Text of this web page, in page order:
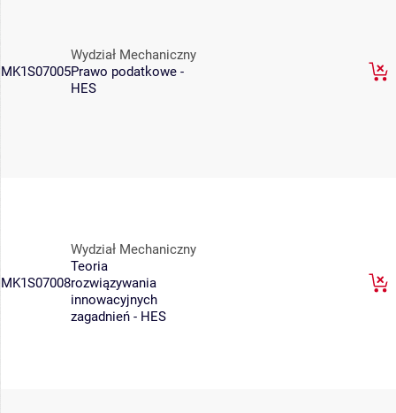
MK1S07005
Wydział Mechaniczny
Prawo podatkowe -
HES
MK1S07008
Wydział Mechaniczny
Teoria
rozwiązywania
innowacyjnych
zagadnień - HES